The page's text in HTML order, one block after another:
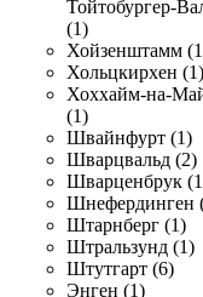
Тойтобургер-
(1)
Хойзенштамм
Хольцкирхен (1)
Хоххайм-на-
(1)
Швайнфурт (1)
Шварцвальд (2)
Шварценбрук
Шнефердинген
Штарнберг (1)
Штральзунд (1)
Штутгарт (6)
Энген (1)